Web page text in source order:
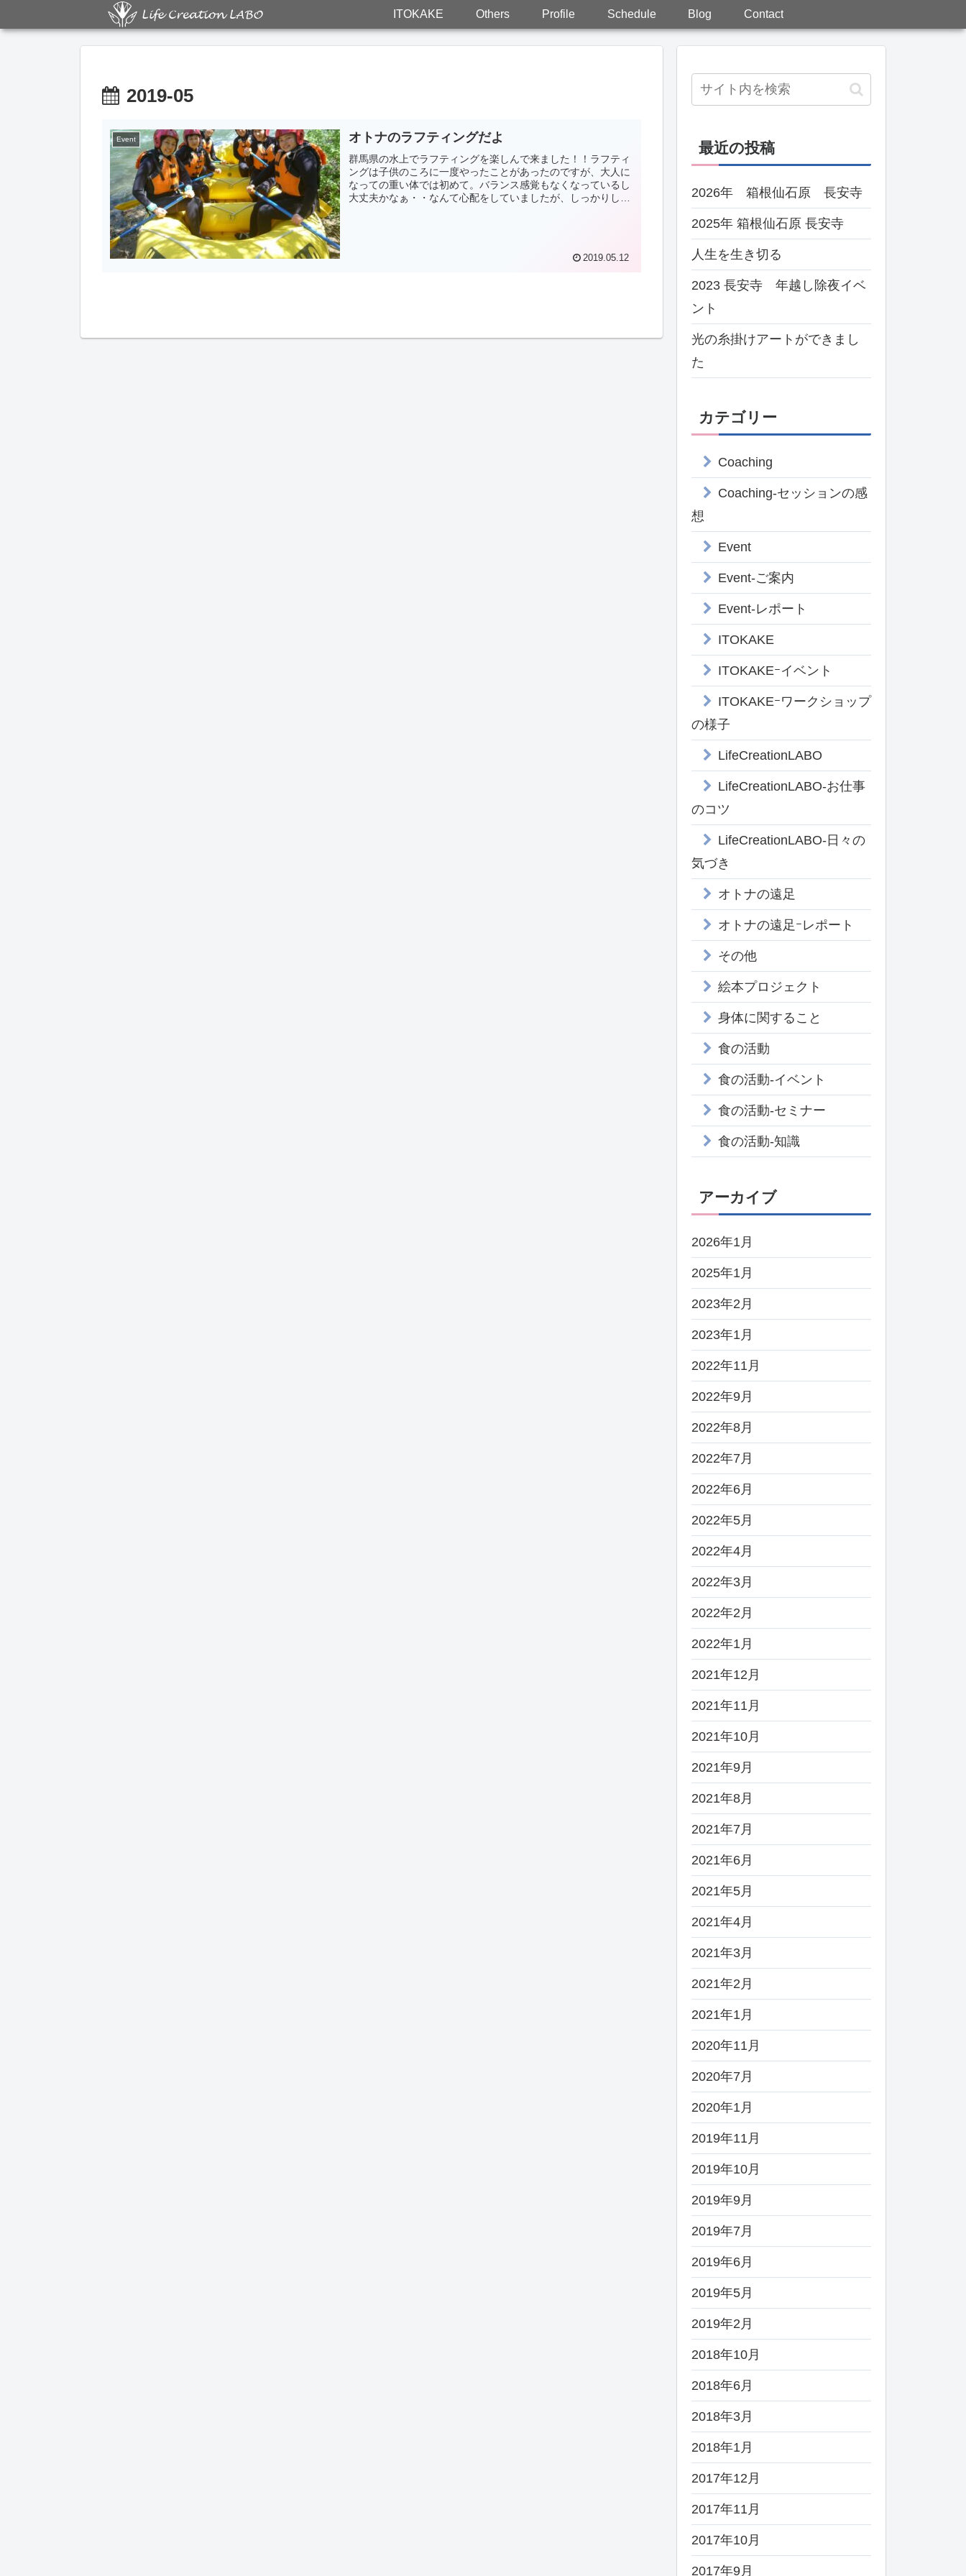
ITOKAKE Others Profile Schedule Blog Contact
2019-05
Event オトナのラフティングだよ
群馬県の水上でラフティングを楽しんで来ました！！ラフティ
ングは子供のころに一度やったことがあったのですが、大人に
なっての重い体では初めて。バランス感覚もなくなっているし
大丈夫かなぁ・・なんて心配をしていましたが、しっかりした
2019.05.12
最近の投稿
2026年 箱根仙石原 長安寺
2025年 箱根仙石原 長安寺
人生を生き切る
2023 長安寺 年越し除夜イベ
ント
光の糸掛けアートができまし
た
カテゴリー
Coaching
Coaching-セッションの感
想
Event
Event-ご案内
Event-レポート
ITOKAKE
ITOKAKEｰイベント
ITOKAKEｰワークショップ
の様子
LifeCreationLABO
LifeCreationLABO-お仕事
のコツ
LifeCreationLABO-日々の
気づき
オトナの遠足
オトナの遠足ｰレポート
その他
絵本プロジェクト
身体に関すること
食の活動
食の活動-イベント
食の活動-セミナー
食の活動-知識
アーカイブ
2026年1月
2025年1月
2023年2月
2023年1月
2022年11月
2022年9月
2022年8月
2022年7月
2022年6月
2022年5月
2022年4月
2022年3月
2022年2月
2022年1月
2021年12月
2021年11月
2021年10月
2021年9月
2021年8月
2021年7月
2021年6月
2021年5月
2021年4月
2021年3月
2021年2月
2021年1月
2020年11月
2020年7月
2020年1月
2019年11月
2019年10月
2019年9月
2019年7月
2019年6月
2019年5月
2019年2月
2018年10月
2018年6月
2018年3月
2018年1月
2017年12月
2017年11月
2017年10月
2017年9月